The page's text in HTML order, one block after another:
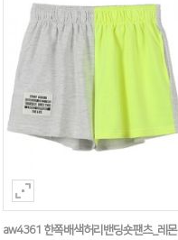
aw4361 한쪽배색허리밴딩숏팬츠_레몬